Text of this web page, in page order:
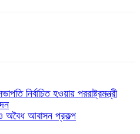
নির্বাচিত হওয়ায় পররাষ্ট্রমন্ত্রী
অবৈধ আবাসন প্রকল্প